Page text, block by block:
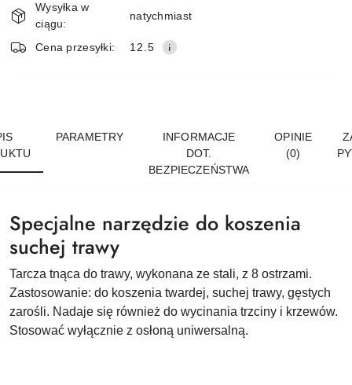
dostawa
Wysyłka w
ciągu:
natychmiast
Cena przesyłki: 12.5
PARAMETRY
INFORMACJE
DOT.
BEZPIECZEŃSTWA
OPINIE
(0)
Specjalne narzędzie do koszenia
suchej trawy
Tarcza tnąca do trawy, wykonana ze stali, z 8 ostrzami.
Zastosowanie: do koszenia twardej, suchej trawy, gęstych
zarośli. Nadaje się również do wycinania trzciny i krzewów.
Stosować wyłącznie z osłoną uniwersalną.